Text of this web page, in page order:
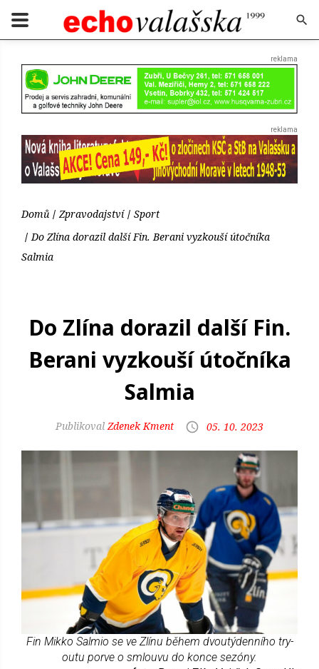
Domů Zpravodajství
Sport
Do Zlína dorazil další Fin. Berani vyzkouší útočníka
Salmia
Do Zlína dorazil další Fin.
Berani vyzkouší útočníka
Salmia
Zdenek Kment 05. 10. 2023
Fin Mikko Salmio se ve Zlínu během dvoutýdenního try-
outu porve o smlouvu do konce sezóny.